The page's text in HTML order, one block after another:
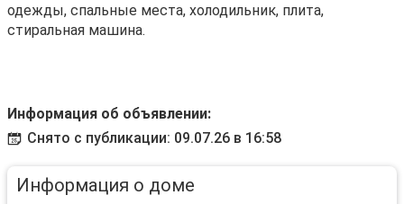
одежды, спальные места, холодильник, плита,
стиральная машина.
Информация об объявлении:
Снято с публикации: 09.07.26 в 16:58
Информация о доме